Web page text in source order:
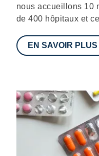
nous accueillons 10
de 400 hôpitaux et
EN SAVOIR PLUS